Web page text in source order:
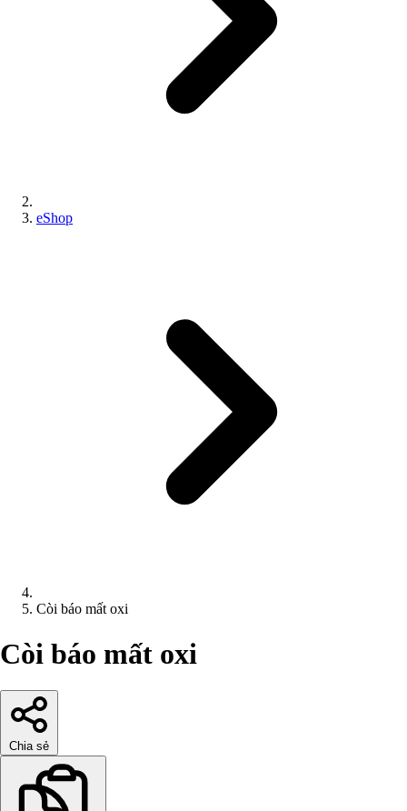
eShop
Còi báo mất oxi
Còi báo mất oxi
Chia sẻ